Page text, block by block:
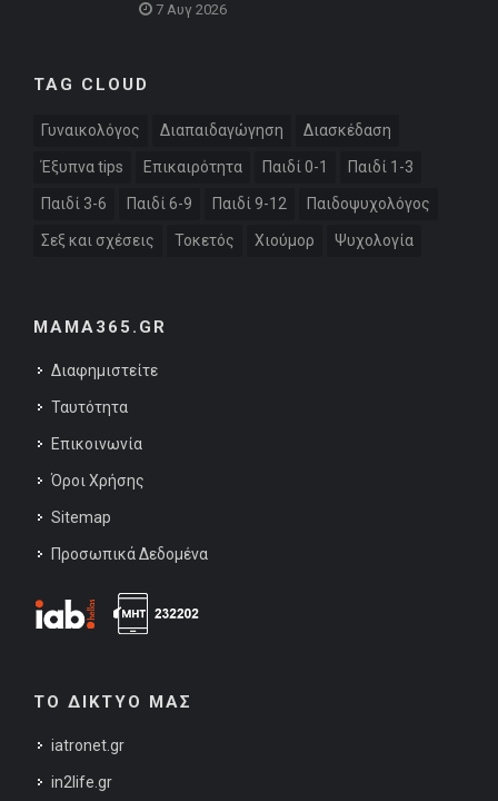
7 Αυγ 2026
TAG CLOUD
Γυναικολόγος Διαπαιδαγώγηση Διασκέδαση
Έξυπνα tips Επικαιρότητα Παιδί 0-1 Παιδί 1-3
Παιδί 3-6 Παιδί 6-9 Παιδί 9-12 Παιδοψυχολόγος
Σεξ και σχέσεις Τοκετός Χιούμορ Ψυχολογία
MAMA365.GR
Διαφημιστείτε
Ταυτότητα
Επικοινωνία
Όροι Χρήσης
Sitemap
Προσωπικά Δεδομένα
ΤΟ ΔΙΚΤΥΟ ΜΑΣ
iatronet.gr
in2life.gr